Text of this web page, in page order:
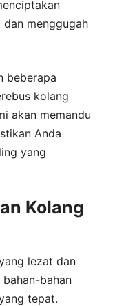
menggugah
beberapa
kolang
akan memandu
Anda
yang
Kolang
lezat dan
bahan
tepat.